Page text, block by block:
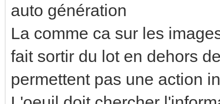
auto génération
La comme ca sur les
fait sortir du lot en dehors
permettent pas une action